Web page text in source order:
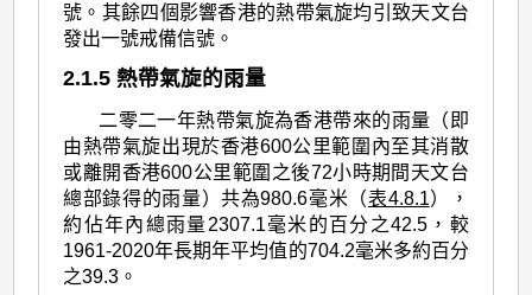
號。其餘四個影響香港的熱帶氣旋均引致天文台
發出一號戒備信號。
2.1.5 熱帶氣旋的雨量
二零二一年熱帶氣旋為香港帶來的雨量（即
由熱帶氣旋出現於香港600公里範圍內至其消散
或離開香港600公里範圍之後72小時期間天文台
總部錄得的雨量）共為980.6毫米（表4.8.1），
約佔年內總雨量2307.1毫米的百分之42.5，較
1961-2020年長期年平均值的704.2毫米多約百分
之39.3。